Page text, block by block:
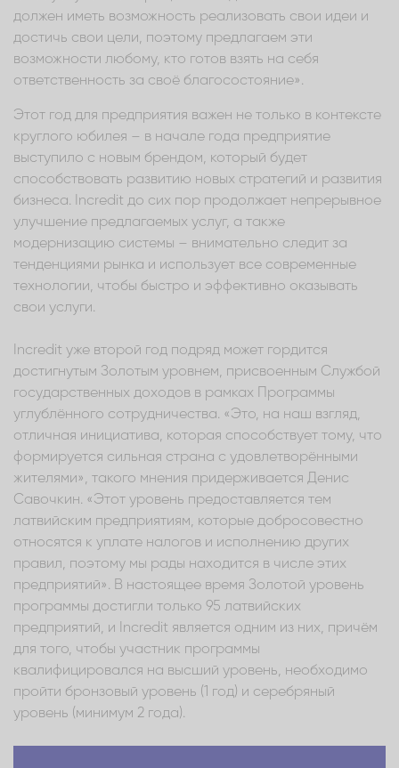
должен иметь возможность реализовать свои идеи и
достичь свои цели, поэтому предлагаем эти
возможности любому, кто готов взять на себя
ответственность за своё благосостояние».
Этот год для предприятия важен не только в контексте
круглого юбилея – в начале года предприятие
выступило с новым брендом, который будет
способствовать развитию новых стратегий и развития
бизнеса. Incredit до сих пор продолжает непрерывное
улучшение предлагаемых услуг, а также
модернизацию системы – внимательно следит за
тенденциями рынка и использует все современные
технологии, чтобы быстро и эффективно оказывать
свои услуги.
Incredit уже второй год подряд может гордится
достигнутым Золотым уровнем, присвоенным Службой
государственных доходов в рамках Программы
углублённого сотрудничества. «Это, на наш взгляд,
отличная инициатива, которая способствует тому, что
формируется сильная страна с удовлетворёнными
жителями», такого мнения придерживается Денис
Савочкин. «Этот уровень предоставляется тем
латвийским предприятиям, которые добросовестно
относятся к уплате налогов и исполнению других
правил, поэтому мы рады находится в числе этих
предприятий». В настоящее время Золотой уровень
программы достигли только 95 латвийских
предприятий, и Incredit является одним из них, причём
для того, чтобы участник программы
квалифицировался на высший уровень, необходимо
пройти бронзовый уровень (1 год) и серебряный
уровень (минимум 2 года).